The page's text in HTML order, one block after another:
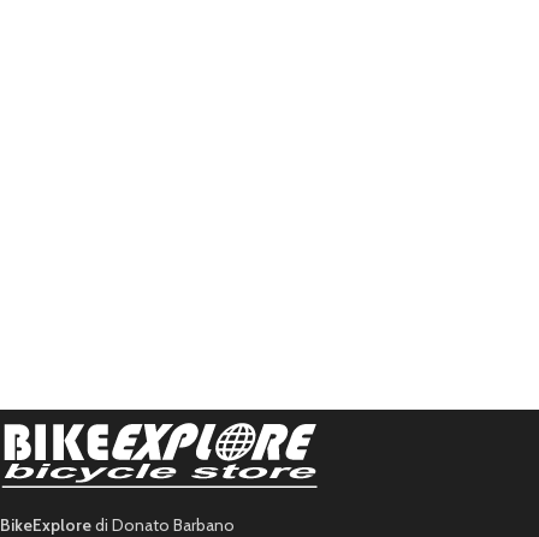
BikeExploredi Donato Barbano